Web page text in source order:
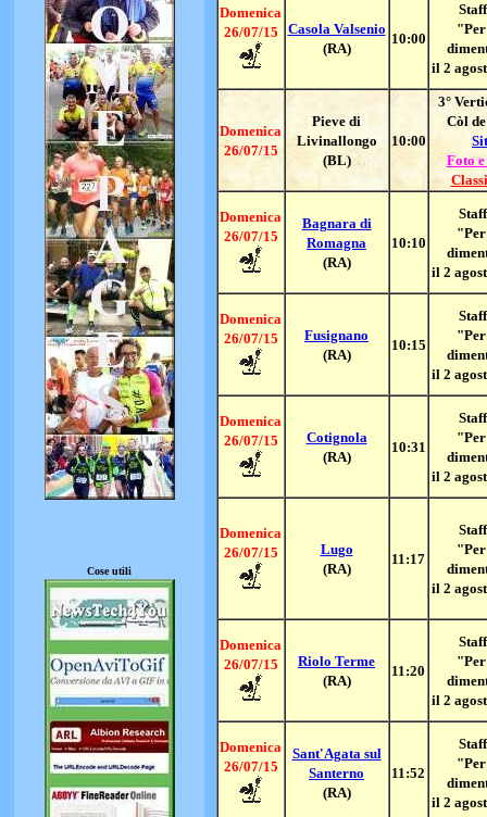
Domenica
26/07/15
Casola Valsenio
(RA)
10:00
il 2
Domenica
26/07/15
Pieve di
Livinallongo
(BL)
10:00
3°
Còl
Foto
Domenica
26/07/15
Bagnara di
Romagna
(RA)
10:10
il 2
Domenica
26/07/15
Fusignano
(RA)
10:15
il 2
Domenica
26/07/15
Cotignola
(RA)
10:31
il 2
Domenica
26/07/15
Lugo
(RA)
11:17
il 2
Domenica
26/07/15
Riolo Terme
(RA)
11:20
il 2
Domenica
26/07/15
Sant'Agata sul
Santerno
(RA)
11:52
il 2
Cose utili